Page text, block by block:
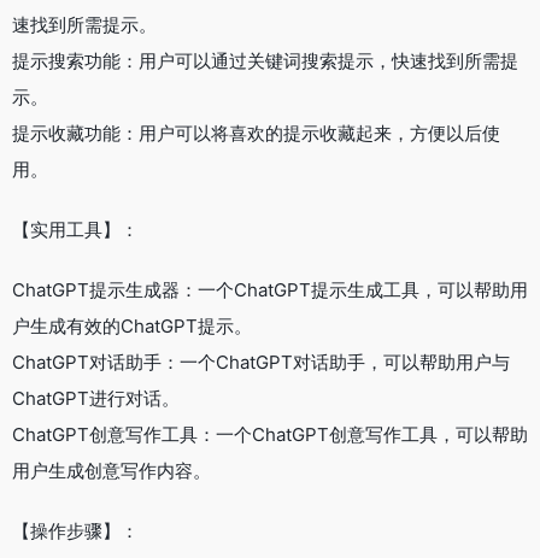
速找到所需提示。
提示搜索功能：用户可以通过关键词搜索提示，快速找到所需提
示。
提示收藏功能：用户可以将喜欢的提示收藏起来，方便以后使
用。
【实用工具】：
ChatGPT提示生成器：一个ChatGPT提示生成工具，可以帮助用
户生成有效的ChatGPT提示。
ChatGPT对话助手：一个ChatGPT对话助手，可以帮助用户与
ChatGPT进行对话。
ChatGPT创意写作工具：一个ChatGPT创意写作工具，可以帮助
用户生成创意写作内容。
【操作步骤】：